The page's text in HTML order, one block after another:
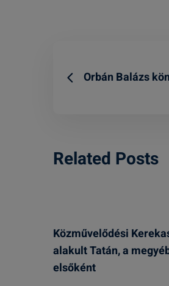
Orbán Balázs
Related Posts
Közművelődési
alakult Tatán, a
elsőként